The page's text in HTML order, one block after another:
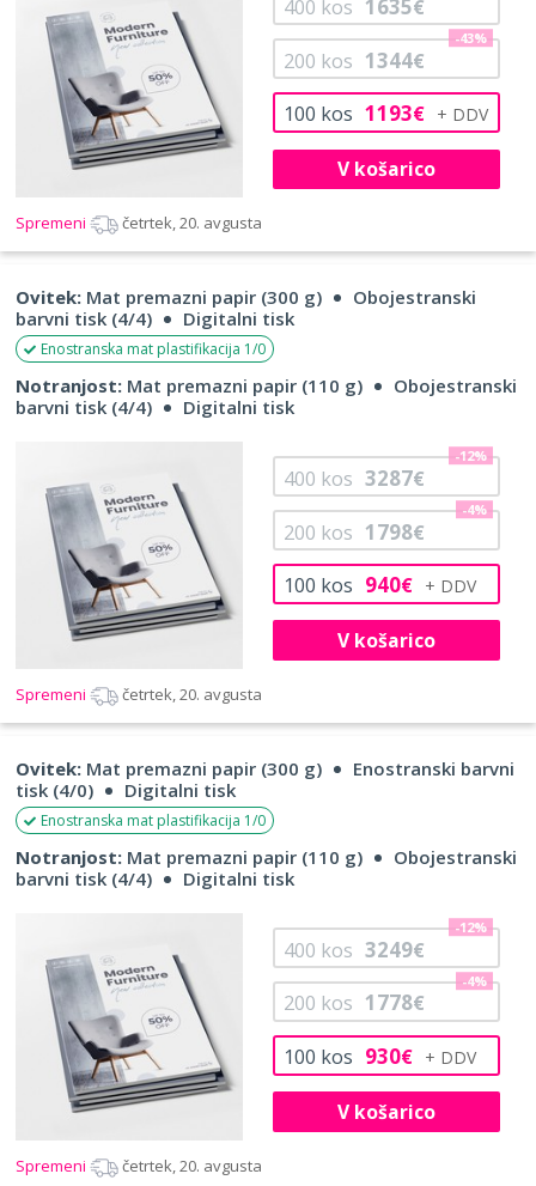
100 kos 1193€
200 kos 1344€
-43%
400 kos 1635€
V košarico
Spremeni četrtek, 20. avgusta
Ovitek: Mat premazni papir (300 g)
Obojestranski
barvni tisk (4/4)
Digitalni tisk
Enostranska mat plastifikacija 1/0
Notranjost: Mat premazni papir (110 g)
Obojestranski
barvni tisk (4/4)
Digitalni tisk
100 kos 940€
200 kos 1798€
-4%
400 kos 3287€
-12%
V košarico
Spremeni četrtek, 20. avgusta
Ovitek: Mat premazni papir (300 g)
Enostranski barvni
tisk (4/0)
Digitalni tisk
Enostranska mat plastifikacija 1/0
Notranjost: Mat premazni papir (110 g)
Obojestranski
barvni tisk (4/4)
Digitalni tisk
100 kos 930€
200 kos 1778€
-4%
400 kos 3249€
-12%
V košarico
Spremeni četrtek, 20. avgusta